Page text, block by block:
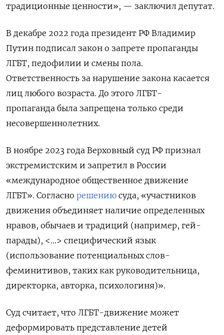
традиционные ценности», — заключил депутат.
В декабре 2022 года президент РФ Владимир
Путин подписал закон о запрете пропаганды
ЛГБТ, педофилии и смены пола.
Ответственность за нарушение закона касается
лиц любого возраста. До этого ЛГБТ-
пропаганда была запрещена только среди
несовершеннолетних.
В ноябре 2023 года Верховный суд РФ признал
экстремистским и запретил в России
«международное общественное движение
ЛГБТ». Согласно решению суда, «участников
движения объединяет наличие определенных
нравов, обычаев и традиций (например, гей-
парады), <…> специфический язык
(использование потенциальных слов-
феминитивов, таких как руководительница,
директорка, авторка, психологиня)».
Суд считает, что ЛГБТ-движение может
деформировать представление детей